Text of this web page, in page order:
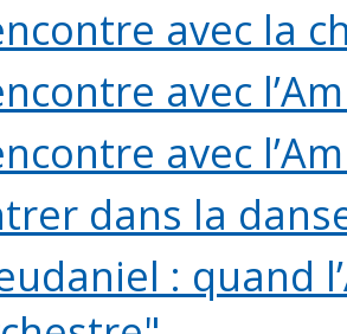
avec la
avec
avec
dans la
: quand